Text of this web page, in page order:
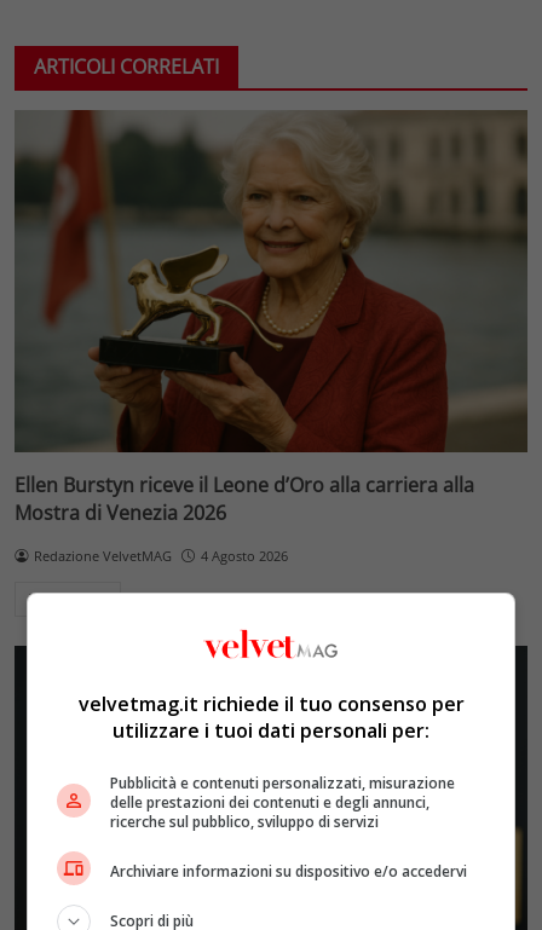
ARTICOLI CORRELATI
Ellen Burstyn riceve il Leone d’Oro alla carriera alla
Mostra di Venezia 2026
Redazione VelvetMAG 4 Agosto 2026
Leggi di più
velvetmag.it richiede il tuo consenso per
utilizzare i tuoi dati personali per:
Pubblicità e contenuti personalizzati, misurazione
delle prestazioni dei contenuti e degli annunci,
ricerche sul pubblico, sviluppo di servizi
Archiviare informazioni su dispositivo e/o accedervi
Scopri di più